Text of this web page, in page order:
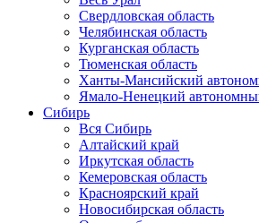
Свердловская область
Челябинская область
Курганская область
Тюменская область
Ханты-Мансийский
Ямало-Ненецкий
Сибирь
Вся Сибирь
Алтайский край
Иркутская область
Кемеровская область
Красноярский край
Новосибирская область